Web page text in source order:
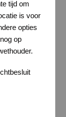
tijd om
is voor
opties
op